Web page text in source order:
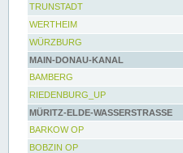
TRUNSTADT
WERTHEIM
WÜRZBURG
MAIN-DONAU-KANAL
BAMBERG
RIEDENBURG_UP
MÜRITZ-ELDE-WASSERSTRASSE
BARKOW OP
BOBZIN OP